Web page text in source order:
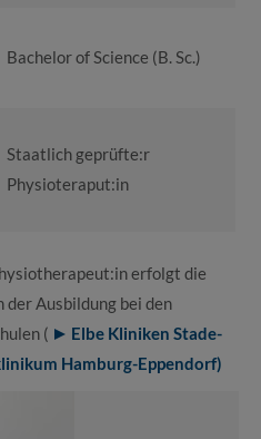
Bachelor of Science (B. Sc.)
Staatlich geprüfte:r
Physioteraput:in
erfolgt die
der Ausbildung bei den
(
Elbe Kliniken Stade-
Hamburg-Eppendorf)